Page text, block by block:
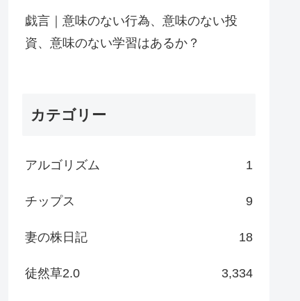
戯言｜意味のない行為、意味のない投
資、意味のない学習はあるか？
カテゴリー
アルゴリズム 1
チップス 9
妻の株日記 18
徒然草2.0 3,334